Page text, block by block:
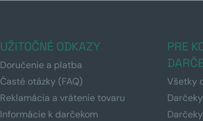
UŽITOČNÉ ODKAZY
Doručenie a platba
Časté otázky (FAQ)
Reklamácia a vrátenie tovaru
Informácie k darčekom
PRE
Všetky